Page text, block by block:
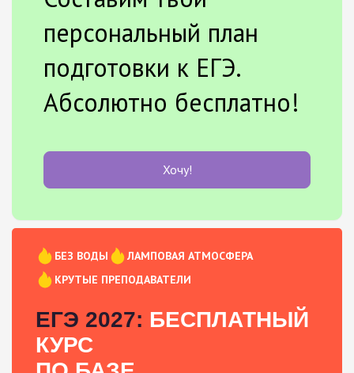
персональный план
подготовки к ЕГЭ.
Абсолютно бесплатно!
Хочу!
БЕЗ ВОДЫ
ЛАМПОВАЯ АТМОСФЕРА
КРУТЫЕ ПРЕПОДАВАТЕЛИ
ЕГЭ 2027: БЕСПЛАТНЫЙ
КУРС